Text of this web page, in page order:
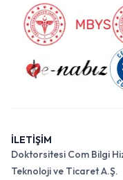
İLETİŞİM
Doktorsitesi Com Bilgi
Teknoloji ve Ticaret A.Ş.